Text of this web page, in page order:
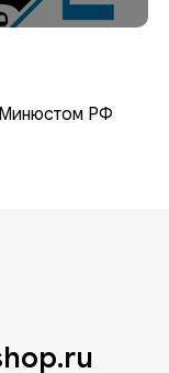
Минюстом РФ